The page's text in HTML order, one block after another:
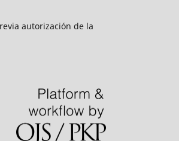
autorización de la